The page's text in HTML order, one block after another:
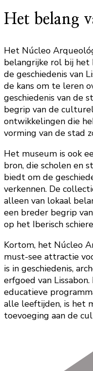
Het belang
Het Núcleo
belangrijke rol bij het
de geschiedenis van
de kans om te leren
geschiedenis van de
begrip van de
ontwikkelingen die
vorming van de stad
Het museum is ook
bron, die scholen en
biedt om de
verkennen. De
alleen van lokaal
een breder begrip
op het Iberisch
Kortom, het Núcleo
must-see attractie
is in geschiedenis,
erfgoed van
educatieve
alle leeftijden, is het
toevoeging aan de